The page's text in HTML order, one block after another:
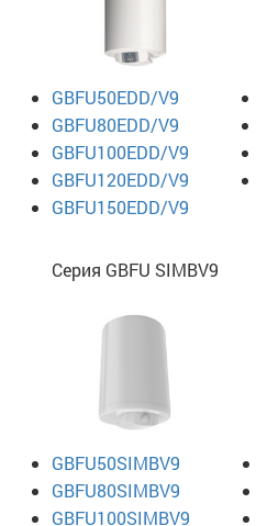
GBFU50EDD/V9
GBFU80EDD/V9
GBFU100EDD/V9
GBFU120EDD/V9
GBFU150EDD/V9
Серия GBFU SIMBV9
GBFU50SIMBV9
GBFU80SIMBV9
GBFU100SIMBV9